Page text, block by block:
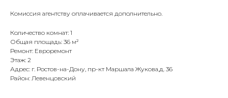
Комиссия агентству оплачивается дополнительно.
Количество комнат: 1
Общая площадь: 36 м²
Ремонт: Евроремонт
Этаж: 2
Адрес: г. Ростов-на-Дону, пр-кт Маршала Жукова,д. 36
Район: Левенцовский